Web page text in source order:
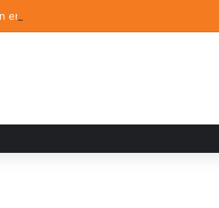
en el MUTVI 2026